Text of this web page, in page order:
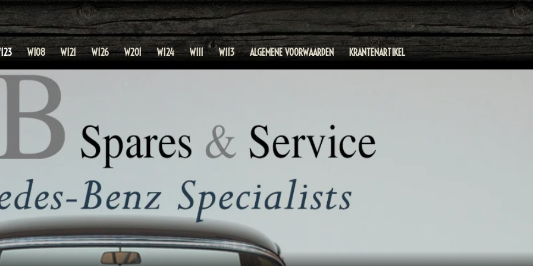
W108 W121 W126 W201 W124 W111 W113 ALGEMENE VOORWAARDEN KRANTENARTIKEL